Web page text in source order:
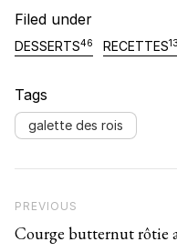
Filed under
DESSERTS46 RECETTES
Tags
galette des rois
Previous Post
PREVIOUS
Courge butternut rôtie